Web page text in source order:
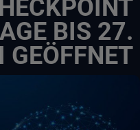
BIS 27.
GEÖFFNET